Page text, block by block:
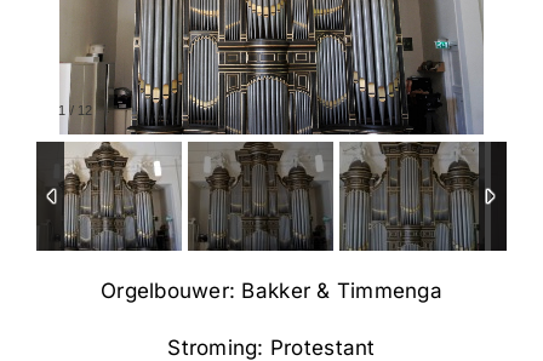
1 / 12
Orgelbouwer: Bakker & Timmenga
Stroming: Protestant